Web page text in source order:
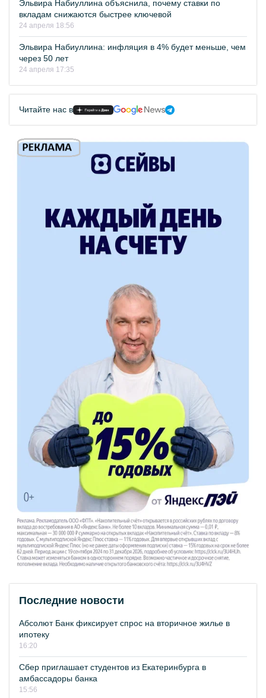
Эльвира Набиуллина объяснила, почему ставки по
вкладам снижаются быстрее ключевой
24 апреля 18:56
Эльвира Набиуллина: инфляция в 4% будет меньше, чем
через 50 лет
24 апреля 17:35
Читайте нас в
Последние новости
Абсолют Банк фиксирует спрос на вторичное жилье в
ипотеку
16:20
Сбер приглашает студентов из Екатеринбурга в
амбассадоры банка
15:56